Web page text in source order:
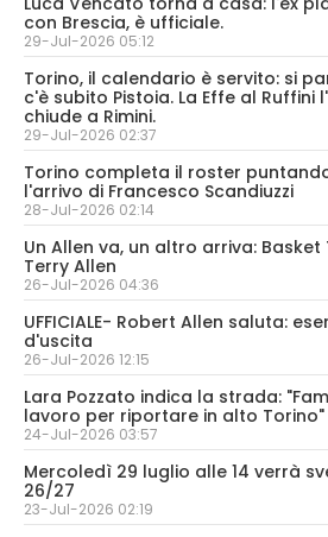
con Brescia, è ufficiale.
29-Jul-2026 05:12
Torino, il calendario è servito: si
c'è subito Pistoia. La Effe al Ruffini
chiude a Rimini.
29-Jul-2026 02:37
Torino completa il roster
l'arrivo di Francesco Scandiuzzi
28-Jul-2026 02:14
Un Allen va, un altro arriva:
Terry Allen
26-Jul-2026 04:36
UFFICIALE- Robert Allen saluta:
d'uscita
26-Jul-2026 12:15
Lara Pozzato indica la strada:
lavoro per riportare in alto Torino"
24-Jul-2026 03:57
Mercoledì 29 luglio alle 14 verrà
26/27
23-Jul-2026 02:19